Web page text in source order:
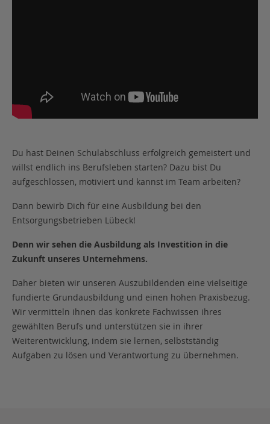
Du hast Deinen Schulabschluss erfolgreich gemeistert und
willst endlich ins Berufsleben starten? Dazu bist Du
aufgeschlossen, motiviert und kannst im Team arbeiten?
Dann bewirb Dich für eine Ausbildung bei den
Entsorgungsbetrieben Lübeck!
Denn wir sehen die Ausbildung als Investition in die
Zukunft unseres Unternehmens.
Daher bieten wir unseren Auszubildenden eine vielseitige
fundierte Grundausbildung und einen hohen Praxisbezug.
Wir vermitteln ihnen das konkrete Fachwissen ihres
gewählten Berufs und unterstützen sie in ihrer
Weiterentwicklung, indem sie lernen, selbstständig
Aufgaben zu lösen und Verantwortung zu übernehmen.